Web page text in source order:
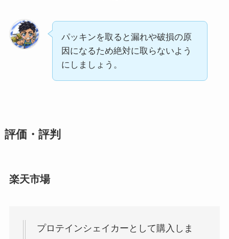
パッキンを取ると漏れや破損の原
因になるため絶対に取らないよう
にしましょう。
評価・評判
楽天市場
プロテインシェイカーとして購入しま